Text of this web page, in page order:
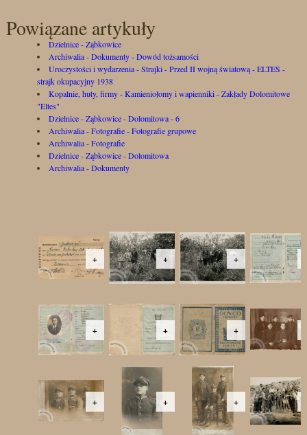
Powiązane artykuły
Dzielnice - Ząbkowice
Archiwalia - Dokumenty - Dowód tożsamości
Uroczystości i wydarzenia - Strajki - Przed II wojną światową - ELTES -
strajk okupacyjny 1938
Kopalnie, huty, firmy - Kamieniołomy i wapienniki - Zakłady Dolomitowe
"Eltes"
Dzielnice - Ząbkowice - Dolomitowa - 6
Archiwalia - Fotografie - Fotografie grupowe
Archiwalia - Fotografie
Dzielnice - Ząbkowice - Dolomitowa
Archiwalia - Dokumenty
+ + +
+ + +
+ + +